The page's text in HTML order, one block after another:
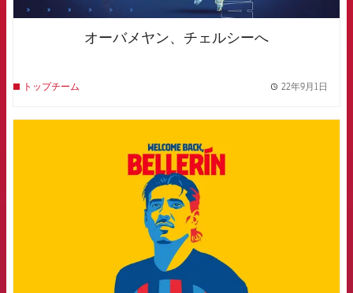
オーバメヤン、チェルシーへ
トップチーム 22年9月1日